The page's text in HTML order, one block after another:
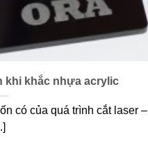
khi khắc nhựa acrylic
có của quá trình cắt laser –